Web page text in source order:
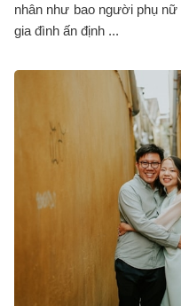
nhân như bao người phụ
gia đình ấn định ...